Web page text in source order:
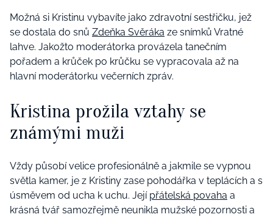
Možná si Kristinu vybavíte jako zdravotní sestřičku, jež
se dostala do snů Zdeňka Svěráka ze snímků Vratné
lahve. Jakožto moderátorka provázela tanečním
pořadem a krůček po krůčku se vypracovala až na
hlavní moderátorku večerních zpráv.
Kristina prožila vztahy se
známými muži
Vždy působí velice profesionálně a jakmile se vypnou
světla kamer, je z Kristiny zase pohodářka v teplácích a s
úsměvem od ucha k uchu. Její přátelská povaha a
krásná tvář samozřejmě neunikla mužské pozornosti a